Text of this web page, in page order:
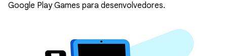
Google Play Games para desenvolvedores.